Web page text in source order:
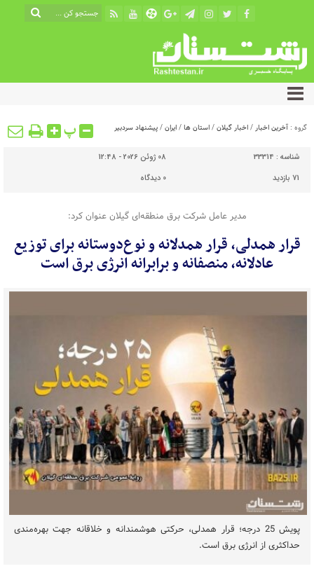
گروه : آخرین اخبار/اخبار گیلان/استان ها/ایران/پیشنهاد سردبیر پ
شناسه : 33314
08 ژوئن 2026 - 12:48
71 بازدید
0 دیدگاه
مدیر عامل شرکت برق منطقه‌ای گیلان عنوان کرد:
قرار همدلی، قرار همدلانه و نوع‌دوستانه برای توزیع
عادلانه، منصفانه و برابرانه انرژی برق است
پویش 25 درجه؛ قرار همدلی، حرکتی هوشمندانه و خلاقانه جهت بهره‌مندی
حداکثری از انرژی برق است.